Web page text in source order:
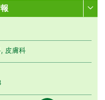
皮膚科